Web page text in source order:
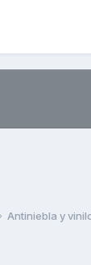
Antiniebla y